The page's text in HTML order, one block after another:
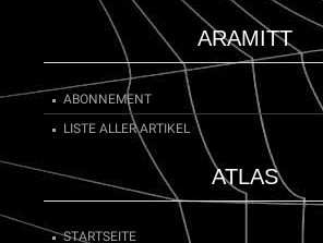
ARAMITT
ABONNEMENT
LISTE ALLER ARTIKEL
ATLAS
STARTSEITE